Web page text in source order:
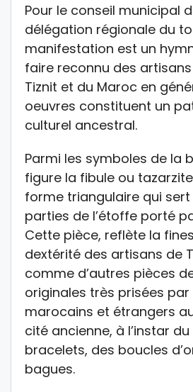
Pour le conseil municipal
délégation régionale du
manifestation est un
faire reconnu des
Tiznit et du Maroc en
oeuvres constituent un
culturel ancestral.
Parmi les symboles de la
figure la fibule ou
forme triangulaire qui sert
parties de l’étoffe porté
Cette pièce, reflète la
dextérité des artisans de
comme d’autres pièces
originales très prisées par
marocains et étrangers
cité ancienne, à l’instar
bracelets, des boucles
bagues.